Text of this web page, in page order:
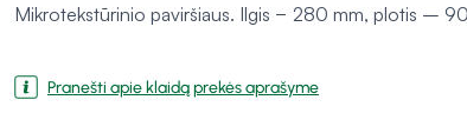
Mikrotekstūrinio paviršiaus. Ilgis − 280 mm, plotis –
Pranešti apie klaidą prekės aprašyme